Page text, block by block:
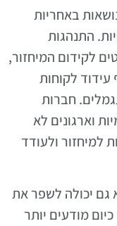
באחריות
התנהגות
לקידום המיחזור,
עידוד לקוחות
חברות
וארגונים לא
ולעודד
גם יכולה לשפר את
מודעים יותר